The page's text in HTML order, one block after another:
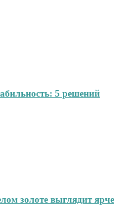
5 решений
золоте выглядит ярче